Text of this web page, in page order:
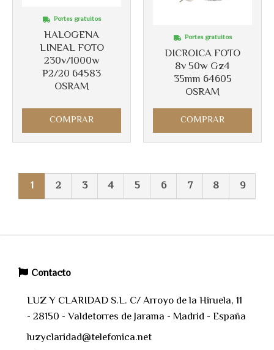
HALOGENA
LINEAL FOTO
230v/1000w
P2/20 64583
OSRAM
Portes gratuitos
COMPRAR
DICROICA FOTO
8v 50w Gz4
35mm 64605
OSRAM
Portes gratuitos
COMPRAR
1 2 3 4 5 6 7 8 9
Contacto
LUZ Y CLARIDAD S.L. C/ Arroyo de la Hiruela, 11
- 28150 - Valdetorres de Jarama - Madrid - España
luzyclaridad@telefonica.net